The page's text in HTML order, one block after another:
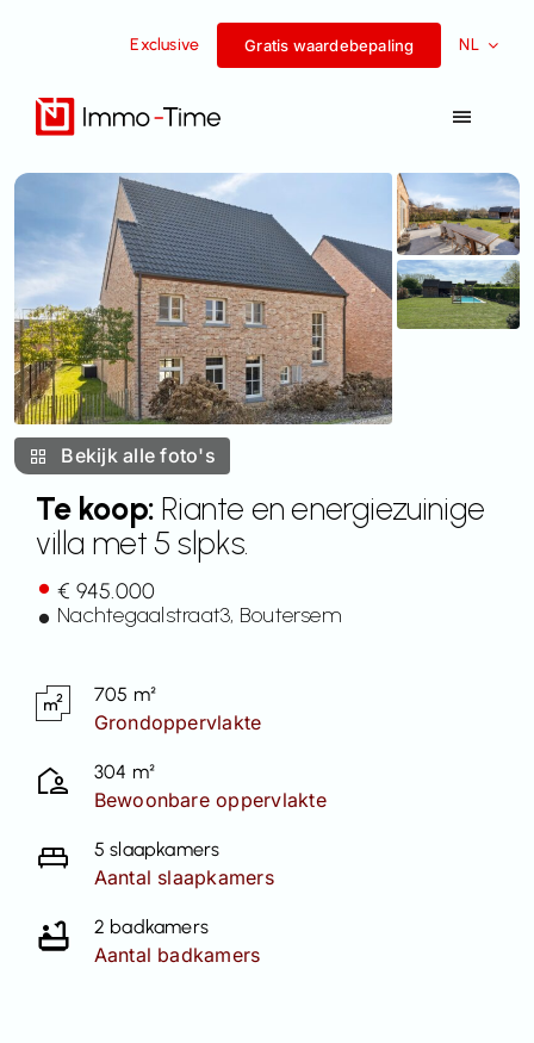
Exclusive Gratis waardebepaling NL
Diensten
Te koop
Te huur
Succesverhalen
Bekijk alle foto's
Te koop: Riante en energiezuinige
villa met 5 slpks.
€ 945.000
Nachtegaalstraat3, Boutersem
705 m²
Grondoppervlakte
304 m²
Bewoonbare oppervlakte
5 slaapkamers
Aantal slaapkamers
2 badkamers
Aantal badkamers